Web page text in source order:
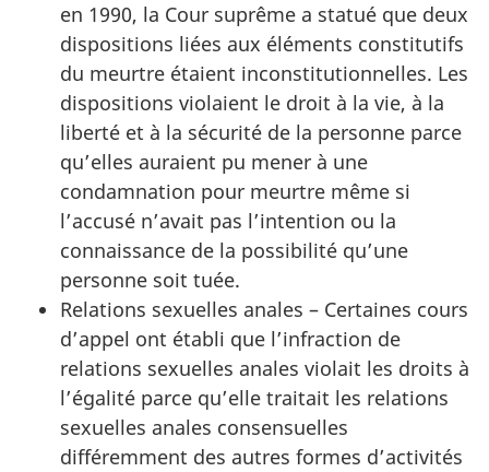
en 1990, la Cour suprême a statué que deux
dispositions liées aux éléments constitutifs
du meurtre étaient inconstitutionnelles. Les
dispositions violaient le droit à la vie, à la
liberté et à la sécurité de la personne parce
qu’elles auraient pu mener à une
condamnation pour meurtre même si
l’accusé n’avait pas l’intention ou la
connaissance de la possibilité qu’une
personne soit tuée.
Relations sexuelles anales – Certaines cours
d’appel ont établi que l’infraction de
relations sexuelles anales violait les droits à
l’égalité parce qu’elle traitait les relations
sexuelles anales consensuelles
différemment des autres formes d’activités